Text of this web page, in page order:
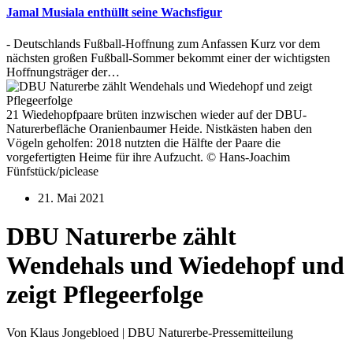
Jamal Musiala enthüllt seine Wachsfigur
- Deutschlands Fußball-Hoffnung zum Anfassen Kurz vor dem
nächsten großen Fußball-Sommer bekommt einer der wichtigsten
Hoffnungsträger der…
21 Wiedehopfpaare brüten inzwischen wieder auf der DBU-
Naturerbefläche Oranienbaumer Heide. Nistkästen haben den
Vögeln geholfen: 2018 nutzten die Hälfte der Paare die
vorgefertigten Heime für ihre Aufzucht. © Hans-Joachim
Fünfstück/piclease
21. Mai 2021
DBU Naturerbe zählt
Wendehals und Wiedehopf und
zeigt Pflegeerfolge
Von Klaus Jongebloed | DBU Naturerbe-Pressemitteilung